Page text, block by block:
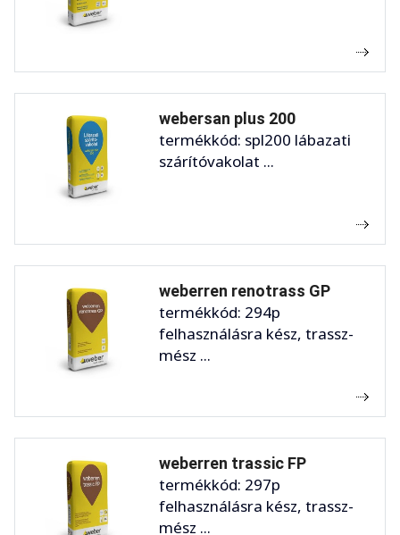
webersan plus 200
termékkód: spl200 lábazati
szárítóvakolat ...
weberren renotrass GP
termékkód: 294p
felhasználásra kész, trassz-
mész ...
weberren trassic FP
termékkód: 297p
felhasználásra kész, trassz-
mész ...